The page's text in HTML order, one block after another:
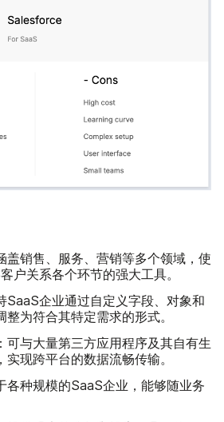
盖销售、服务、营销等多个领域，使
户关系各个环节的强大工具。
SaaS企业通过自定义字段、对象和
整为符合其特定需求的形式。
可与大量第三方应用程序及其自有生
实现跨平台的数据流畅传输。
各种规模的SaaS企业，能够随业务